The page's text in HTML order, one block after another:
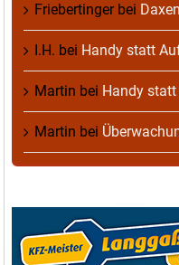
Friebertingerbei
I.H. bei Handy statt
Martin bei Handy
Martin bei